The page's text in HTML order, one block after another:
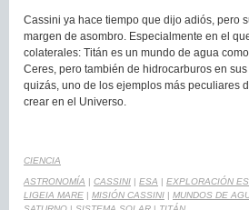
Cassini ya hace tiempo que dijo adiós, pero
margen de asombro. Especialmente en el
colaterales: Titán es un mundo de agua
Ceres, pero también de hidrocarburos en
quizás, uno de los ejemplos más peculiares
crear en el Universo.
CIENCIA
ASTRONOMÍA | CASSINI | ESA | EXPLORACIÓN
LIGEIA MARE | MISIÓN CASSINI | MUNDOS DE